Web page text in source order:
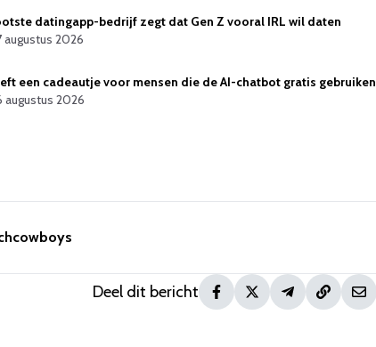
datingapp-bedrijf zegt dat Gen Z vooral IRL wil daten
augustus 2026
een cadeautje voor mensen die de AI-chatbot gratis gebruiken
augustus 2026
Deel dit bericht